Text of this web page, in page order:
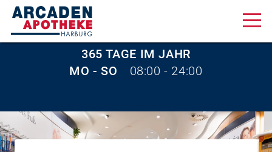
Aktuelles & Angebote
Über uns
Karriere
365 TAGE IM JAHR
MO - SO
08:00 - 24:00